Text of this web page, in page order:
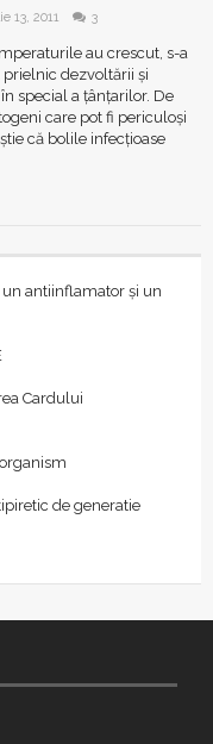
13, 2011 3
au crescut, s-a
dezvoltării și
special a țânțarilor. De
care pot fi periculoși
că bolile infecţioase
antiinflamator și un
Cardului
de generatie